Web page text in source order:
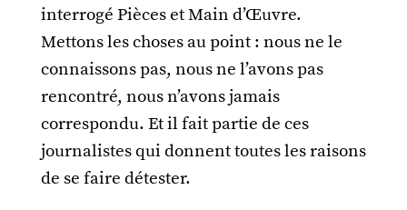
interrogé Pièces et Main d’Œuvre.
Mettons les choses au point : nous ne le
connaissons pas, nous ne l’avons pas
rencontré, nous n’avons jamais
correspondu. Et il fait partie de ces
journalistes qui donnent toutes les raisons
de se faire détester.